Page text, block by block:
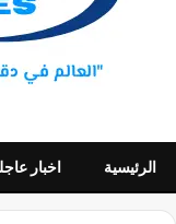
الرئيسية اخبار